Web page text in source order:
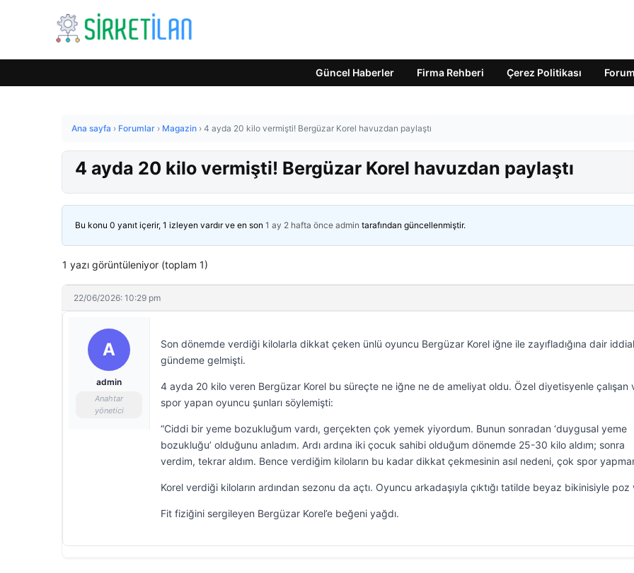
Güncel Haberler Firma Rehberi Çerez Politikası Forum
Ana sayfa › Forumlar › Magazin › 4 ayda 20 kilo vermişti! Bergüzar Korel havuzdan paylaştı
4 ayda 20 kilo vermişti! Bergüzar Korel havuzdan paylaştı
Bu konu 0 yanıt içerir, 1 izleyen vardır ve en son 1 ay 2 hafta önce admin tarafından güncellenmiştir.
1 yazı görüntüleniyor (toplam 1)
22/06/2026: 10:29 pm
A
admin
Anahtar
yönetici
Son dönemde verdiği kilolarla dikkat çeken ünlü oyuncu Bergüzar Korel iğne ile zayıfladığına dair
gündeme gelmişti.
4 ayda 20 kilo veren Bergüzar Korel bu süreçte ne iğne ne de ameliyat oldu. Özel diyetisyenle çalışan
spor yapan oyuncu şunları söylemişti:
“Ciddi bir yeme bozukluğum vardı, gerçekten çok yemek yiyordum. Bunun sonradan ‘duygusal yeme
bozukluğu’ olduğunu anladım. Ardı ardına iki çocuk sahibi olduğum dönemde 25-30 kilo aldım; sonra
verdim, tekrar aldım. Bence verdiğim kiloların bu kadar dikkat çekmesinin asıl nedeni, çok spor
Korel verdiği kiloların ardından sezonu da açtı. Oyuncu arkadaşıyla çıktığı tatilde beyaz bikinisiyle poz
Fit fiziğini sergileyen Bergüzar Korel’e beğeni yağdı.